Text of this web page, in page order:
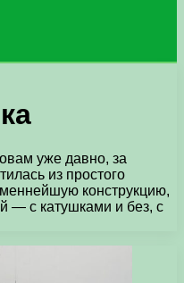
уже давно, за
из простого
конструкцию,
— с катушками и без, с